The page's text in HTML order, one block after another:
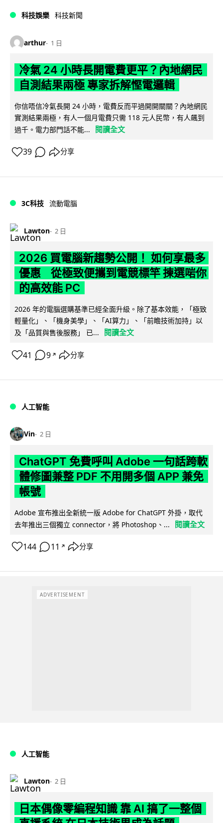
科技娛樂 科技新聞
arthur 1 日
冷氣 24 小時長開電費更平？內地網民
自測結果兩極 專家拆解慳電邏輯
你信唔信冷氣長開 24 小時，電費反而平過開開關關？內地網民
實測結果兩極，有人一個月電費只需 118 元人民幣，有人飆到
過千。電力部門話不能...
閱讀全文
39 分享
3C科技 流動電腦
Lawton 2 日
2026 買電腦新趨勢公開！ 如何享最多
優惠 從極致便攜到電競標竿 揀選啱你
的高效能 PC
2026 年的電腦選購基準已經全面升級。除了基本效能，「極致
輕量化」、「機身美學」、「AI算力」、「前瞻技術加持」以
及「品質與售後服務」 已...
閱讀全文
41 9 ↗ 分享
人工智能
Vin 2 日
ChatGPT 免費呼叫 Adobe 一句話跨軟
體修圖兼整 PDF 不用開多個 APP 兼免
帳號
Adobe 宣布推出全新統一版 Adobe for ChatGPT 外掛，取代
去年推出三個獨立 connector，將 Photoshop、...
閱讀全文
144 11 ↗ 分享
ADVERTISEMENT
人工智能
Lawton 2 日
日本偶像零編程知識 靠 AI 搞了一整個